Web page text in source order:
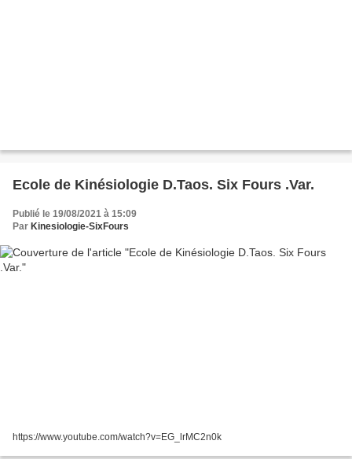
Ecole de Kinésiologie D.Taos. Six Fours .Var.
Publié le 19/08/2021 à 15:09
Par Kinesiologie-SixFours
https://www.youtube.com/watch?v=EG_lrMC2n0k